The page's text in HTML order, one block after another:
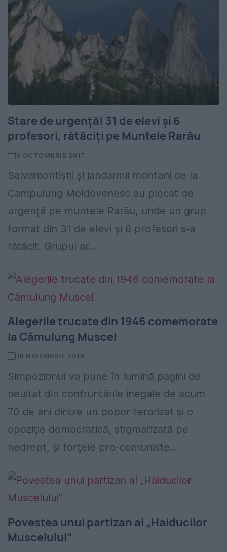
Stare de urgență! 31 de elevi și 6
profesori, rătăciţi pe Muntele Rarău
6 OCTOMBRIE 2017
Salvamontiștii și jandarmii montani de la
Campulung Moldovenesc au plecat de
urgență pe muntele Rarău, unde un grup
format din 31 de elevi și 6 profesori s-a
rătăcit. Grupul ar...
Alegerile trucate din 1946 comemorate
la Câmulung Muscel
18 NOIEMBRIE 2016
Simpozionul va pune în lumină pagini de
neuitat din confruntările inegale de acum
70 de ani dintre un popor terorizat şi o
opoziţie democratică, stigmatizată pe
nedrept, şi forţele pro-comuniste...
Povestea unui partizan al „Haiducilor
Muscelului”